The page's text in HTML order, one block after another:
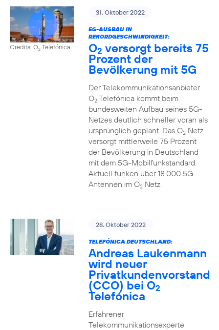
Credits: O2Telefónica
31. Oktober 2022
5G-AUSBAU IN
REKORDGESCHWINDIGKEIT:
O2 versorgt bereits 75
Prozent der
Bevölkerung mit 5G
Der Telekommunikationsanbieter
O2Telefónica kommt beim
bundesweiten Aufbau seines 5G-
Netzes deutlich schneller voran als
ursprünglich geplant. Das O2Netz
versorgt mittlerweile 75 Prozent
der Bevölkerung in Deutschland
mit dem 5G-Mobilfunkstandard.
Aktuell funken über 18.000 5G-
Antennen im O2Netz.
28. Oktober 2022
TELEFÓNICA DEUTSCHLAND:
Andreas Laukenmann
wird neuer
Privatkundenvorstand
(CCO) bei O2
Telefónica
Erfahrener
Telekommunikationsexperte